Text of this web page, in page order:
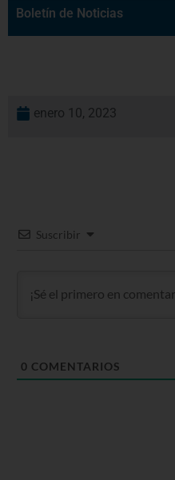
Boletín de Noticias
enero 10, 2023
Suscribir
0 COMENTARIOS